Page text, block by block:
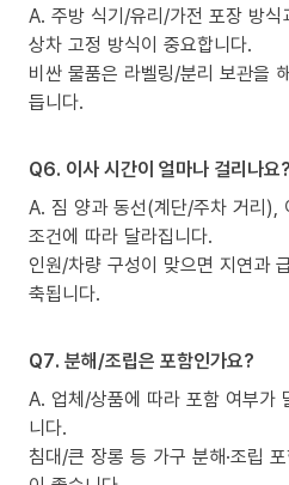
A. 주방 식기/유리/가전 포장 방
상차 고정 방식이 중요합니다.
비싼 물품은 라벨링/분리 보관을
듭니다.
Q6. 이사 시간이 얼마나 걸리나요?
A. 짐 양과 동선(계단/주차 거리),
조건에 따라 달라집니다.
인원/차량 구성이 맞으면 지연과
축됩니다.
Q7. 분해/조립은 포함인가요?
A. 업체/상품에 따라 포함 여부가
니다.
침대/큰 장롱 등 가구 분해·조립